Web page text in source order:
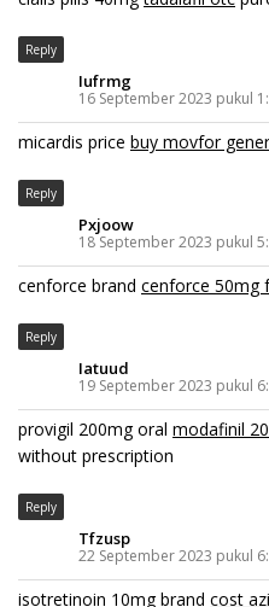
Reply
Iufrmg
16 September 2023 pukul
micardis price buy movfor
Reply
Pxjoow
18 September 2023 pukul
cenforce brand cenforce 50mg
Reply
Iatuud
19 September 2023 pukul
provigil 200mg oral modafinil
without prescription
Reply
Tfzusp
22 September 2023 pukul
isotretinoin 10mg brand cost